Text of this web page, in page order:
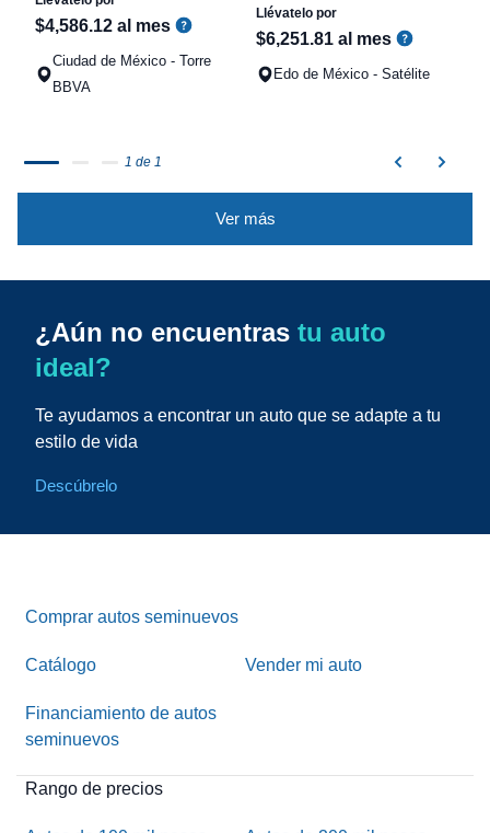
$4,586.12 al mes
Ciudad de México - Torre
BBVA
Llévatelo por
$6,251.81 al mes
Edo de México - Satélite
1 de 1
Ver más
¿Aún no encuentras tu auto
ideal?
Te ayudamos a encontrar un auto que se adapte a tu
estilo de vida
Descúbrelo
Comprar autos seminuevos
Catálogo Vender mi auto
Financiamiento de autos
seminuevos
Rango de precios